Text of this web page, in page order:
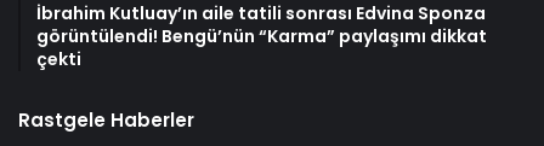
İbrahim Kutluay’ın aile tatili sonrası Edvina Sponza
görüntülendi! Bengü’nün “Karma” paylaşımı dikkat
çekti
Rastgele Haberler